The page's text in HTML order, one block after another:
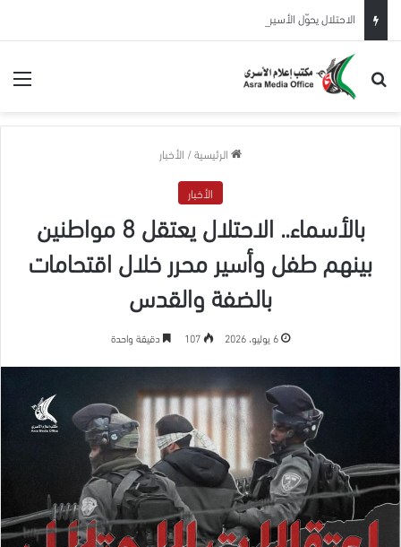
بحث عن
الرئيسية/ الأخبار
الأخبار
بالأسماء.. الاحتلال يعتقل 8 مواطنين
بينهم طفل وأسير محرر خلال اقتحامات
بالضفة والقدس
6 يوليو، 2026 107 دقيقة واحدة